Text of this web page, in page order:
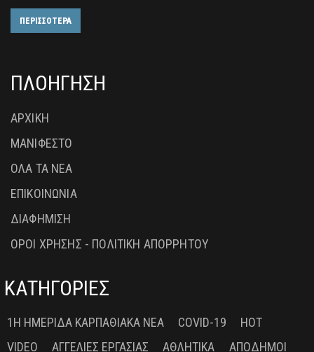
ΠΕΡΙΣΣΟΤΕΡΑ
ΠΛΟΗΓΗΣΗ
ΑΡΧΙΚΗ
ΜΑΝΙΦΕΣΤΟ
ΟΛΑ ΤΑ ΝΕΑ
ΕΠΙΚΟΙΝΩΝΙΑ
ΔΙΑΦΗΜΙΣΗ
ΟΡΟΙ ΧΡΗΣΗΣ - ΠΟΛΙΤΙΚΗ ΑΠΟΡΡΗΤΟΥ
ΚΑΤΗΓΟΡΙΕΣ
1Η ΗΜΕΡΊΔΑ ΚΑΡΠΑΘΙΑΚΆ ΝΈΑ COVID-19
HOT
VIDEO
ΑΓΓΕΛΊΕΣ ΕΡΓΑΣΊΑΣ ΑΘΛΗΤΙΚΆ ΑΠΌΔΗΜΟΙ